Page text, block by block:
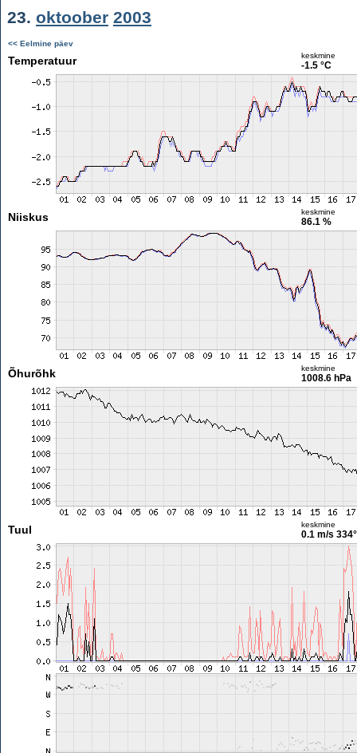
23. oktoober 2003
<< Eelmine päev
Temperatuur keskmine
-1.5 °C
Niiskus keskmine
86.1 %
Õhurõhk keskmine
1008.6 hPa
Tuul keskmine
0.1 m/s 334°